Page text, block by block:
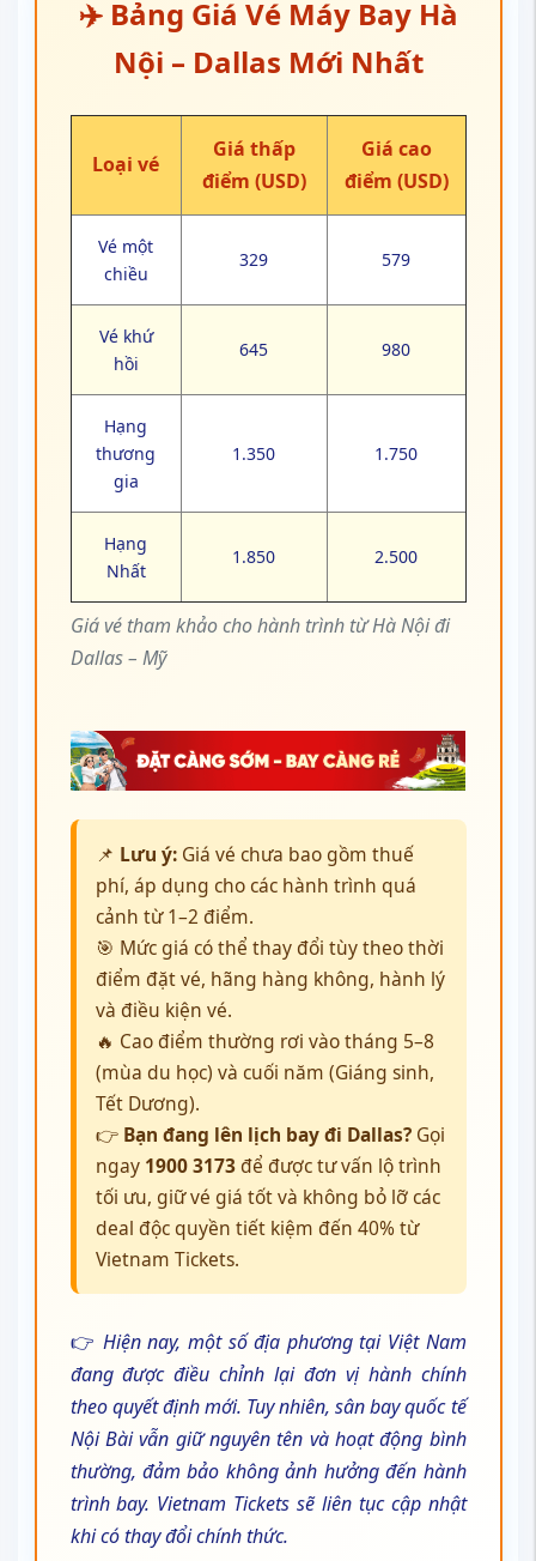
✈️ Bảng Giá Vé Máy Bay Hà
Nội – Dallas Mới Nhất
Giá vé tham khảo cho hành trình từ Hà Nội đi
Dallas – Mỹ
Loại vé
Giá thấp
điểm (USD)
Giá cao
điểm (USD)
Vé một
chiều
329 579
Vé khứ
hồi
645 980
Hạng
thương
gia
1.350 1.750
Hạng
Nhất
1.850 2.500
📌 Lưu ý:Giá vé chưa bao gồm thuế
phí, áp dụng cho các hành trình quá
cảnh từ 1–2 điểm.
🎯 Mức giá có thể thay đổi tùy theo thời
điểm đặt vé, hãng hàng không, hành lý
và điều kiện vé.
🔥 Cao điểm thường rơi vào tháng 5–8
(mùa du học) và cuối năm (Giáng sinh,
Tết Dương).
👉 Bạn đang lên lịch bay đi Dallas?Gọi
ngay 1900 3173để được tư vấn lộ trình
tối ưu, giữ vé giá tốt và không bỏ lỡ các
deal độc quyền tiết kiệm đến 40% từ
Vietnam Tickets.
👉 Hiện nay, một số địa phương tại Việt Nam
đang được điều chỉnh lại đơn vị hành chính
theo quyết định mới. Tuy nhiên, sân bay quốc tế
Nội Bài vẫn giữ nguyên tên và hoạt động bình
thường, đảm bảo không ảnh hưởng đến hành
trình bay. Vietnam Tickets sẽ liên tục cập nhật
khi có thay đổi chính thức.